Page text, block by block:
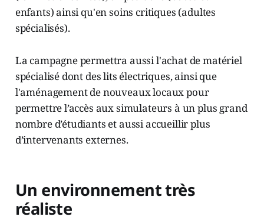
enfants) ainsi qu'en soins critiques (adultes
spécialisés).
La campagne permettra aussi l'achat de matériel
spécialisé dont des lits électriques, ainsi que
l'aménagement de nouveaux locaux pour
permettre l’accès aux simulateurs à un plus grand
nombre d’étudiants et aussi accueillir plus
d’intervenants externes.
Un environnement très
réaliste